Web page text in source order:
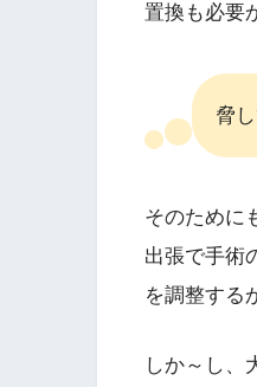
置換も必要
脅
そのために
出張で手術
を調整する
しか～し、